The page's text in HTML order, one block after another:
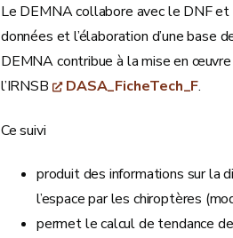
Le DEMNA collabore avec le DNF
données et l’élaboration d’une base
DEMNA contribue à la mise en
l’IRNSB
DASA_FicheTech_F.
Ce suivi
produit des informations sur la
l’espace par les chiroptères
permet le calcul de tendance